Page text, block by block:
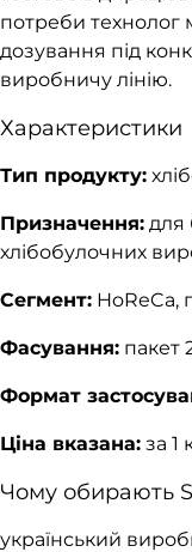
потреби технолог
дозування під
виробничу лінію.
Характеристики
Тип продукту:
Призначення: для
хлібобулочних
Сегмент: HoReCa,
Фасування: пакет
Формат
Ціна вказана: за 1
Чому обирають
український